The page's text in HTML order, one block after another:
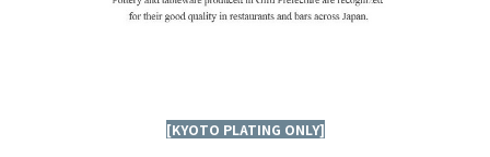
[KYOTO PLATING ONLY]